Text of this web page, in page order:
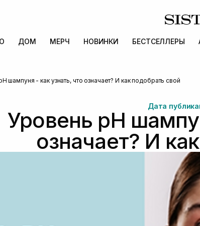
ДОМ МЕРЧ НОВИНКИ БЕСТСЕЛЛЕРЫ
шампуня - как узнать, что означает? И как подобрать свой
Дата
Уровень pH
означает? И